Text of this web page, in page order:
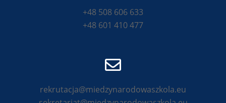
+48 508 606 633
+48 601 410 477
rekrutacja@miedzynarodowaszkola.eu